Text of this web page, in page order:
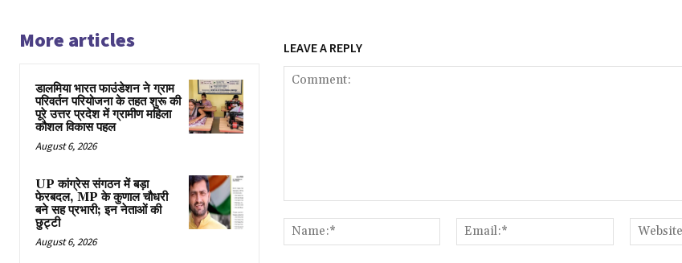
More articles
डालमिया भारत फाउंडेशन ने ग्राम
परिवर्तन परियोजना के तहत शुरू की
पूरे उत्तर प्रदेश में ग्रामीण महिला
कौशल विकास पहल
August 6, 2026
UP कांग्रेस संगठन में बड़ा
फेरबदल, MP के कुणाल चौधरी
बने सह प्रभारी; इन नेताओं की
छुट्टी
August 6, 2026
LEAVE A REPLY
Name:*
Email:*